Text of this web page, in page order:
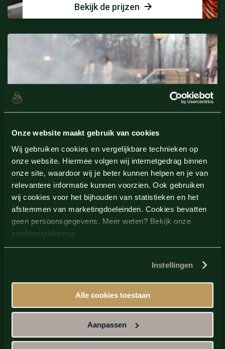
Onze website maakt gebruik van cookies
Wij gebruiken cookies en vergelijkbare technieken op
onze website. Hiermee volgen wij internetgedrag binnen
onze site, waardoor wij je beter kunnen helpen en je van
relevantere informatie kunnen voorzien. Ook gebruiken
wij cookies voor het bijhouden van statistieken en het
afstemmen van marketingdoeleinden. Cookies bevatten
geen persoonsgegevens. Meer weten? Bekijk onze
cookieverklaring.
Instellingen
Alle cookies toestaan
Aanpassen
Bekijk de prijzen
Praktische informatie
Bekijk de openingsuren